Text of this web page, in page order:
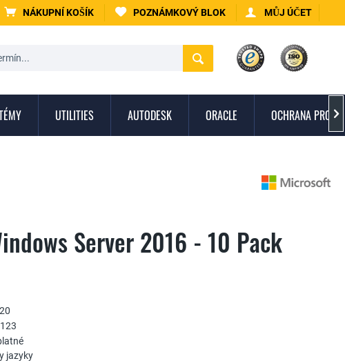
NÁKUPNÍ KOŠÍK POZNÁMKOVÝ BLOK MŮJ ÚČET
UTILITIES AUTODESK ORACLE OCHRANA PROTI

Server 2016 - 10 Pack
jazyky